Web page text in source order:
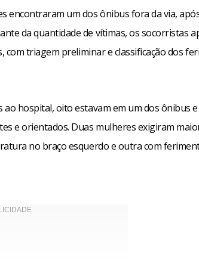
encontraram um dos ônibus fora da via,
da quantidade de vítimas, os socorristas
triagem preliminar e classificação dos
hospital, oito estavam em um dos ônibus
e orientados. Duas mulheres exigiram
no braço esquerdo e outra com